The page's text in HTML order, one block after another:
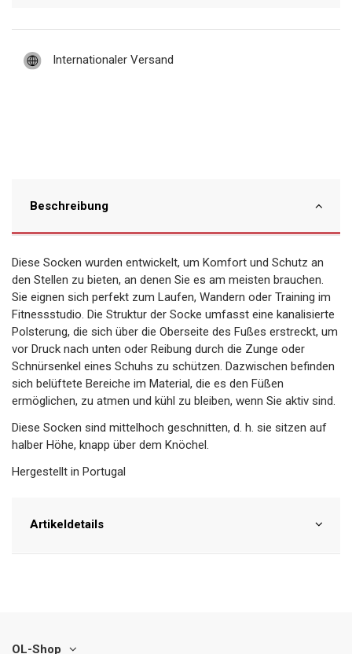
Internationaler Versand
Beschreibung
Diese Socken wurden entwickelt, um Komfort und Schutz an
den Stellen zu bieten, an denen Sie es am meisten brauchen.
Sie eignen sich perfekt zum Laufen, Wandern oder Training im
Fitnessstudio. Die Struktur der Socke umfasst eine kanalisierte
Polsterung, die sich über die Oberseite des Fußes erstreckt, um
vor Druck nach unten oder Reibung durch die Zunge oder
Schnürsenkel eines Schuhs zu schützen. Dazwischen befinden
sich belüftete Bereiche im Material, die es den Füßen
ermöglichen, zu atmen und kühl zu bleiben, wenn Sie aktiv sind.
Diese Socken sind mittelhoch geschnitten, d. h. sie sitzen auf
halber Höhe, knapp über dem Knöchel.
Hergestellt in Portugal
Artikeldetails
OL-Shop